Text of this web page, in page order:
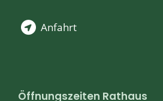
Anfahrt
Öffnungszeiten Rathaus